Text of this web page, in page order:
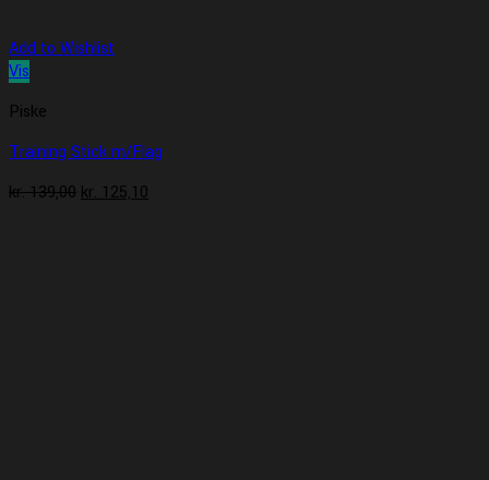
Add to Wishlist
Vis
Piske
Training Stick m/Flag
kr.139,00 Den
kr. 125,10